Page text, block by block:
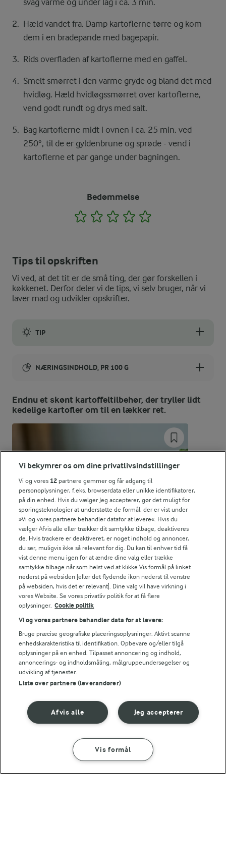
Hæld vandet fra. Damp kartoflerne tørre og kom
dem i en bradepande med bagepapir.
Rids overfladen af kartoflerne med en gaffel.
Smelt smørret i den varme gryde og bland det med
hvidløg. Hæld hvidløgssmørret over kartoflerne,
vend godt rundt og drys med salt.
Bag kartoflerne midt i ovnen i ca. 25 min. ved
250°, til de er gyldenbrune og sprøde - vend i
kartoflerne et par gange under bagningen.
Bedømmelse
1 2 3 4
Tips til opskriften
Vi ved, at det tit er de små ting, der gør forskellen i
køkkenet. Derfor deler vi de tips, vi selv bruger, når vi
laver mad og udvikler opskrifter.
TIP
NÆRINGSINDHOLD, PR 100 G
258 kJ / 62 kcal
ENERGI PR 100 G
Fiber:
1,2 g
Protein:
1 g
Fedt:
2,3 g
Kulhydrat:
9,2 g
Endnu et skønt kartoffeltilbehør, der tryller lidt
kedelige kartofler om til en lækker ret.
10 TIMER
Pommes Anna
(18)
Andre gode forslag
SÅDAN GØR DU INGREDIENSER
Vi bekymrer os om dine privatlivsindstillinger
Vi og vores 12 partnere gemmer og får adgang til
personoplysninger, f.eks. browserdata eller unikke identifikatorer,
på din enhed. Hvis du vælger Jeg accepterer, gør det muligt for
sporingsteknologier at understøtte de formål, der er vist under
»Vi og vores partnere behandler datafor at levere«. Hvis du
vælger Afvis alle eller trækker dit samtykke tilbage, deaktiveres
de. Hvis trackere er deaktiveret, er noget indhold og annoncer,
du ser, muligvis ikke så relevant for dig. Du kan til enhver tid få
vist denne menu igen for at ændre dine valg eller trække
samtykke tilbage når som helst ved at klikke Vis formål på linket
nederst på websiden [eller det flydende ikon nederst til venstre
på websiden, hvis det er relevant]. Dine valg vil have virkning i
vores Website. Se vores privatliv politik for at få flere
oplysninger. Cookie politik
Vi og vores partnere behandler data for at levere:
Bruge præcise geografiske placeringsoplysninger. Aktivt scanne
enhedskarakteristika til identifikation. Opbevare og/eller tilgå
oplysninger på en enhed. Tilpasset annoncering og indhold,
annoncerings- og indholdsmåling, målgruppeundersøgelser og
udvikling af tjenester.
Liste over partnere (leverandører)
Jeg accepterer
Afvis alle
Vis formål